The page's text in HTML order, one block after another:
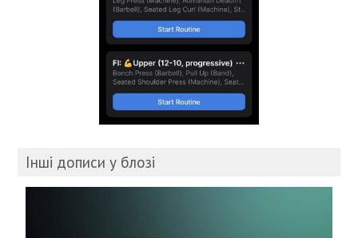
Інші дописи у блозі